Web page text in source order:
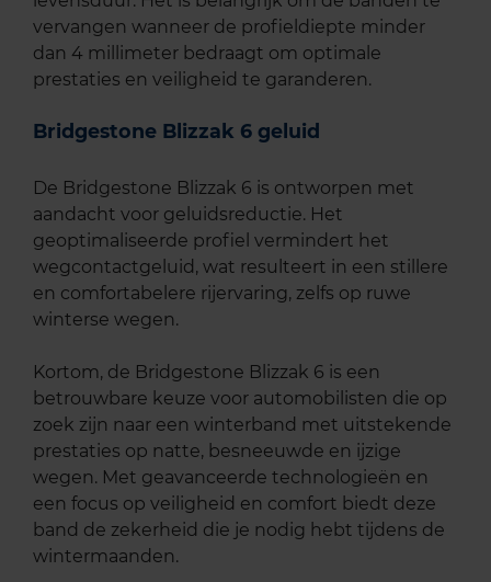
vervangen wanneer de profieldiepte minder
dan 4 millimeter bedraagt om optimale
prestaties en veiligheid te garanderen.
Bridgestone Blizzak 6 geluid
De Bridgestone Blizzak 6 is ontworpen met
aandacht voor geluidsreductie. Het
geoptimaliseerde profiel vermindert het
wegcontactgeluid, wat resulteert in een stillere
en comfortabelere rijervaring, zelfs op ruwe
winterse wegen.
Kortom, de Bridgestone Blizzak 6 is een
betrouwbare keuze voor automobilisten die op
zoek zijn naar een winterband met uitstekende
prestaties op natte, besneeuwde en ijzige
wegen. Met geavanceerde technologieën en
een focus op veiligheid en comfort biedt deze
band de zekerheid die je nodig hebt tijdens de
wintermaanden.